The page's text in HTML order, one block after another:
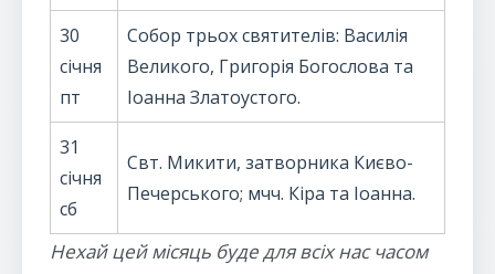
30
січня
пт
Собор трьох святителів: Василія
Великого, Григорія Богослова та
Іоанна Златоустого.
31
січня
сб
Свт. Микити, затворника Києво-
Печерського; мчч. Кіра та Іоанна.
Нехай цей місяць буде для всіх нас часом